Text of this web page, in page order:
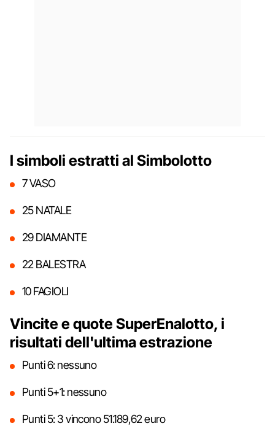
I simboli estratti al Simbolotto
7 VASO
25 NATALE
29 DIAMANTE
22 BALESTRA
10 FAGIOLI
Vincite e quote SuperEnalotto, i
risultati dell'ultima estrazione
Punti 6: nessuno
Punti 5+1: nessuno
Punti 5: 3 vincono 51.189,62 euro